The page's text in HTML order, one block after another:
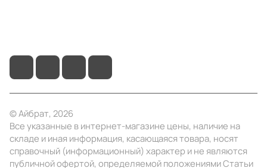
© Айбрат, 2026
Все указанные в интернет-магазине цены, наличие на
складе и иная информация, касающаяся товара, носят
справочный (информационный) характер и не являются
публичной офертой, определяемой положениями Статьи